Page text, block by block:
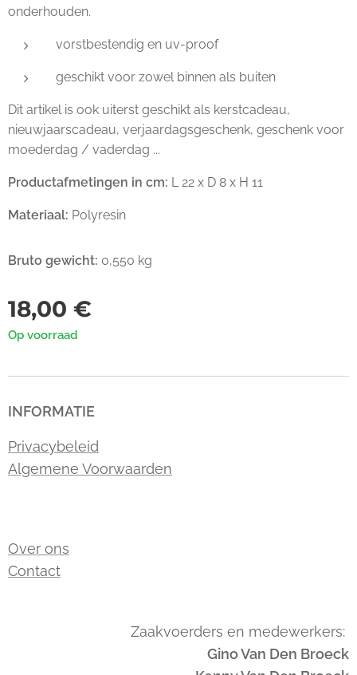
onderhouden.
vorstbestendig en uv-proof
geschikt voor zowel binnen als buiten
Dit artikel is ook uiterst geschikt als kerstcadeau,
nieuwjaarscadeau, verjaardagsgeschenk, geschenk voor
moederdag / vaderdag ...
Productafmetingen in cm: L 22 x D 8 x H 11
Materiaal: Polyresin
Bruto gewicht: 0,550 kg
18,00 €
Op voorraad
INFORMATIE
Privacybeleid
Algemene Voorwaarden
Over ons
Contact
Zaakvoerders en medewerkers:
Gino Van Den Broeck